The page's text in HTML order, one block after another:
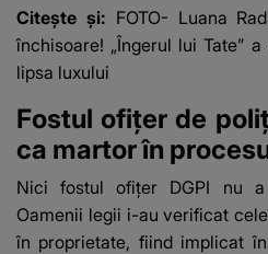
Citește și: FOTO- Luana
închisoare! „Îngerul lui Tate”
lipsa luxului
Fostul ofițer de
ca martor în
Nici fostul ofițer DGPI nu
Oamenii legii i-au verificat
în proprietate, fiind implicat